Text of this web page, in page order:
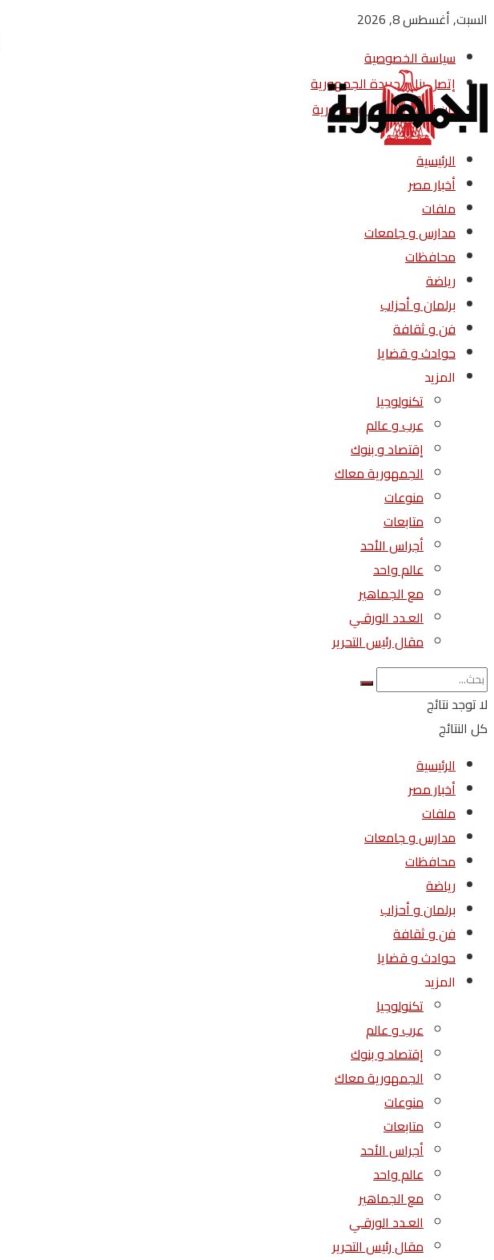
السبت, أغسطس 8, 2026
سياسة الخصوصية
إتصل بنا – جريدة الجمهورية
من نحن – جريدة الجمهورية
الرئيسية
أخبار مصر
ملفات
مدارس و جامعات
محافظات
رياضة
برلمان و أحزاب
فن و ثقافة
حوادث و قضايا
المزيد
تكنولوجيا
عرب و عالم
إقتصاد و بنوك
الجمهورية معاك
منوعات
متابعات
أجراس الأحد
عالم واحد
مع الجماهير
العـدد الورقـي
مقال رئيس التحرير
لا توجد نتائج
كل النتائج
الرئيسية
أخبار مصر
ملفات
مدارس و جامعات
محافظات
رياضة
برلمان و أحزاب
فن و ثقافة
حوادث و قضايا
المزيد
تكنولوجيا
عرب و عالم
إقتصاد و بنوك
الجمهورية معاك
منوعات
متابعات
أجراس الأحد
عالم واحد
مع الجماهير
العـدد الورقـي
مقال رئيس التحرير